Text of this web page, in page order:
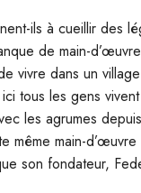
ils à cueillir des
de main-
vivre dans un
tous les gens
les agrumes
même main-
son fondateur,